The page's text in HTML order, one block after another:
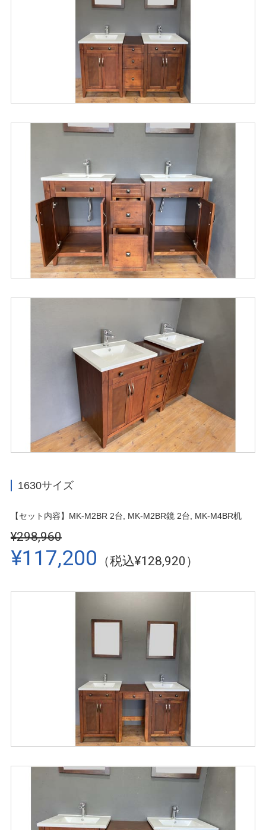
1630サイズ
【セット内容】MK-M2BR 2台, MK-M2BR鏡 2台, MK-M4BR机
¥298,960
¥117,200 （税込¥128,920）